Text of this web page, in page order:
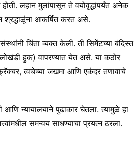
लहान मुलांपासून ते वयोवृद्धांपर्यंत अनेक
श्रद्धाळूंना आकर्षित करत असे.
चिंता व्यक्त केली. ती सिमेंटच्या बंदिस्त
हुक) वापरण्यात येत असे. या कठोर
त्वचेच्या जखमा आणि एकंदर तणावाचे
आणि न्यायालयाने पुढाकार घेतला. त्यामुळे हा
समन्वय साधण्याचा प्रयत्न ठरला.